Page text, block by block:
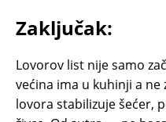
Zaključak:
Lovorov list nije samo
većina ima u kuhinji a
lovora stabilizuje šećer,